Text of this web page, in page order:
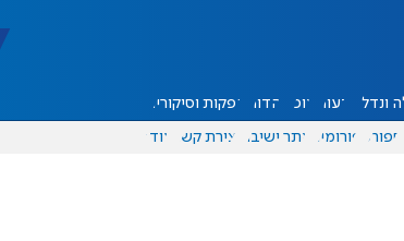
ונדל"ן דעות אוכל יהדות הפקות וסיקורים
ספורט פורומים אתר ישיבה יצירת קשר עוד